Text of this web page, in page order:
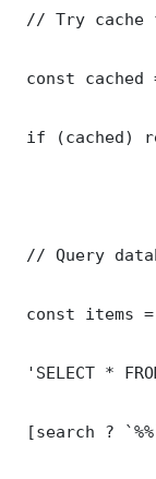
// Try
const cached
if (cached)
// Query
const items
'SELECT *
[search ?